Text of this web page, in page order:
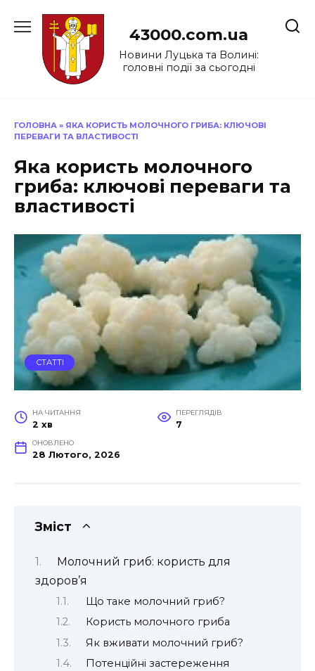
до
43000.com.ua
Новини Луцька та Волині:
головні події за сьогодні
ГОЛОВНА » ЯКА КОРИСТЬ МОЛОЧНОГО ГРИБА: КЛЮЧОВІ
ПЕРЕВАГИ ТА ВЛАСТИВОСТІ
Яка користь молочного
гриба: ключові переваги та
властивості
СТАТТІ
НА ЧИТАННЯ
2 хв
ПЕРЕГЛЯДІВ
7
ОНОВЛЕНО
28 Лютого, 2026
Зміст
Молочний гриб: користь для
здоров’я
Що таке молочний гриб?
Користь молочного гриба
Як вживати молочний гриб?
Потенційні застереження